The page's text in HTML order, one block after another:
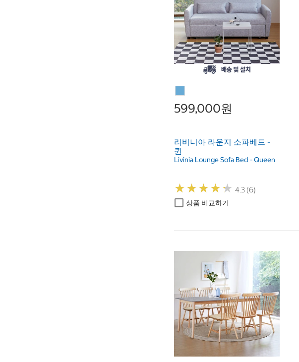
599,000원
리비니아 라운지 소파베드 -
퀸
Livinia Lounge Sofa Bed - Queen
★★★★★
★★★★★ 4.3 (6)
상품 비교하기